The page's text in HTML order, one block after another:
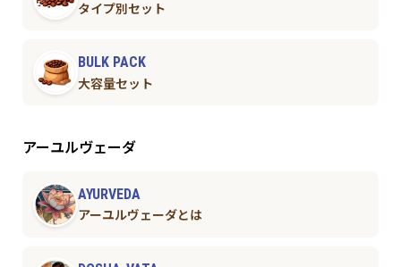
タイプ別セット
BULK PACK
大容量セット
アーユルヴェーダ
AYURVEDA
アーユルヴェーダとは